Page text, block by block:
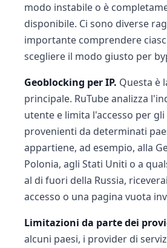
modo instabile o è
disponibile. Ci sono diverse
importante comprendere
scegliere il modo giusto per
Geoblocking per IP. Questa è
principale. RuTube analizza
utente e limita l'accesso per
provenienti da determinati
appartiene, ad esempio, alla
Polonia, agli Stati Uniti o a
al di fuori della Russia,
accesso o una pagina vuota
Limitazioni da parte dei
alcuni paesi, i provider di